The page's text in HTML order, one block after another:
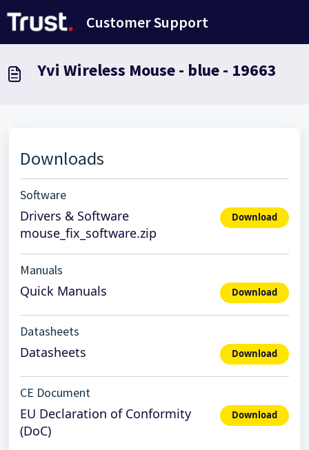
Customer Support
Yvi Wireless Mouse - blue - 19663
Downloads
Software
Drivers & Software
mouse_fix_software.zip
Download
Manuals
Quick Manuals Download
Datasheets
Datasheets Download
CE Document
EU Declaration of Conformity
(DoC)
Download